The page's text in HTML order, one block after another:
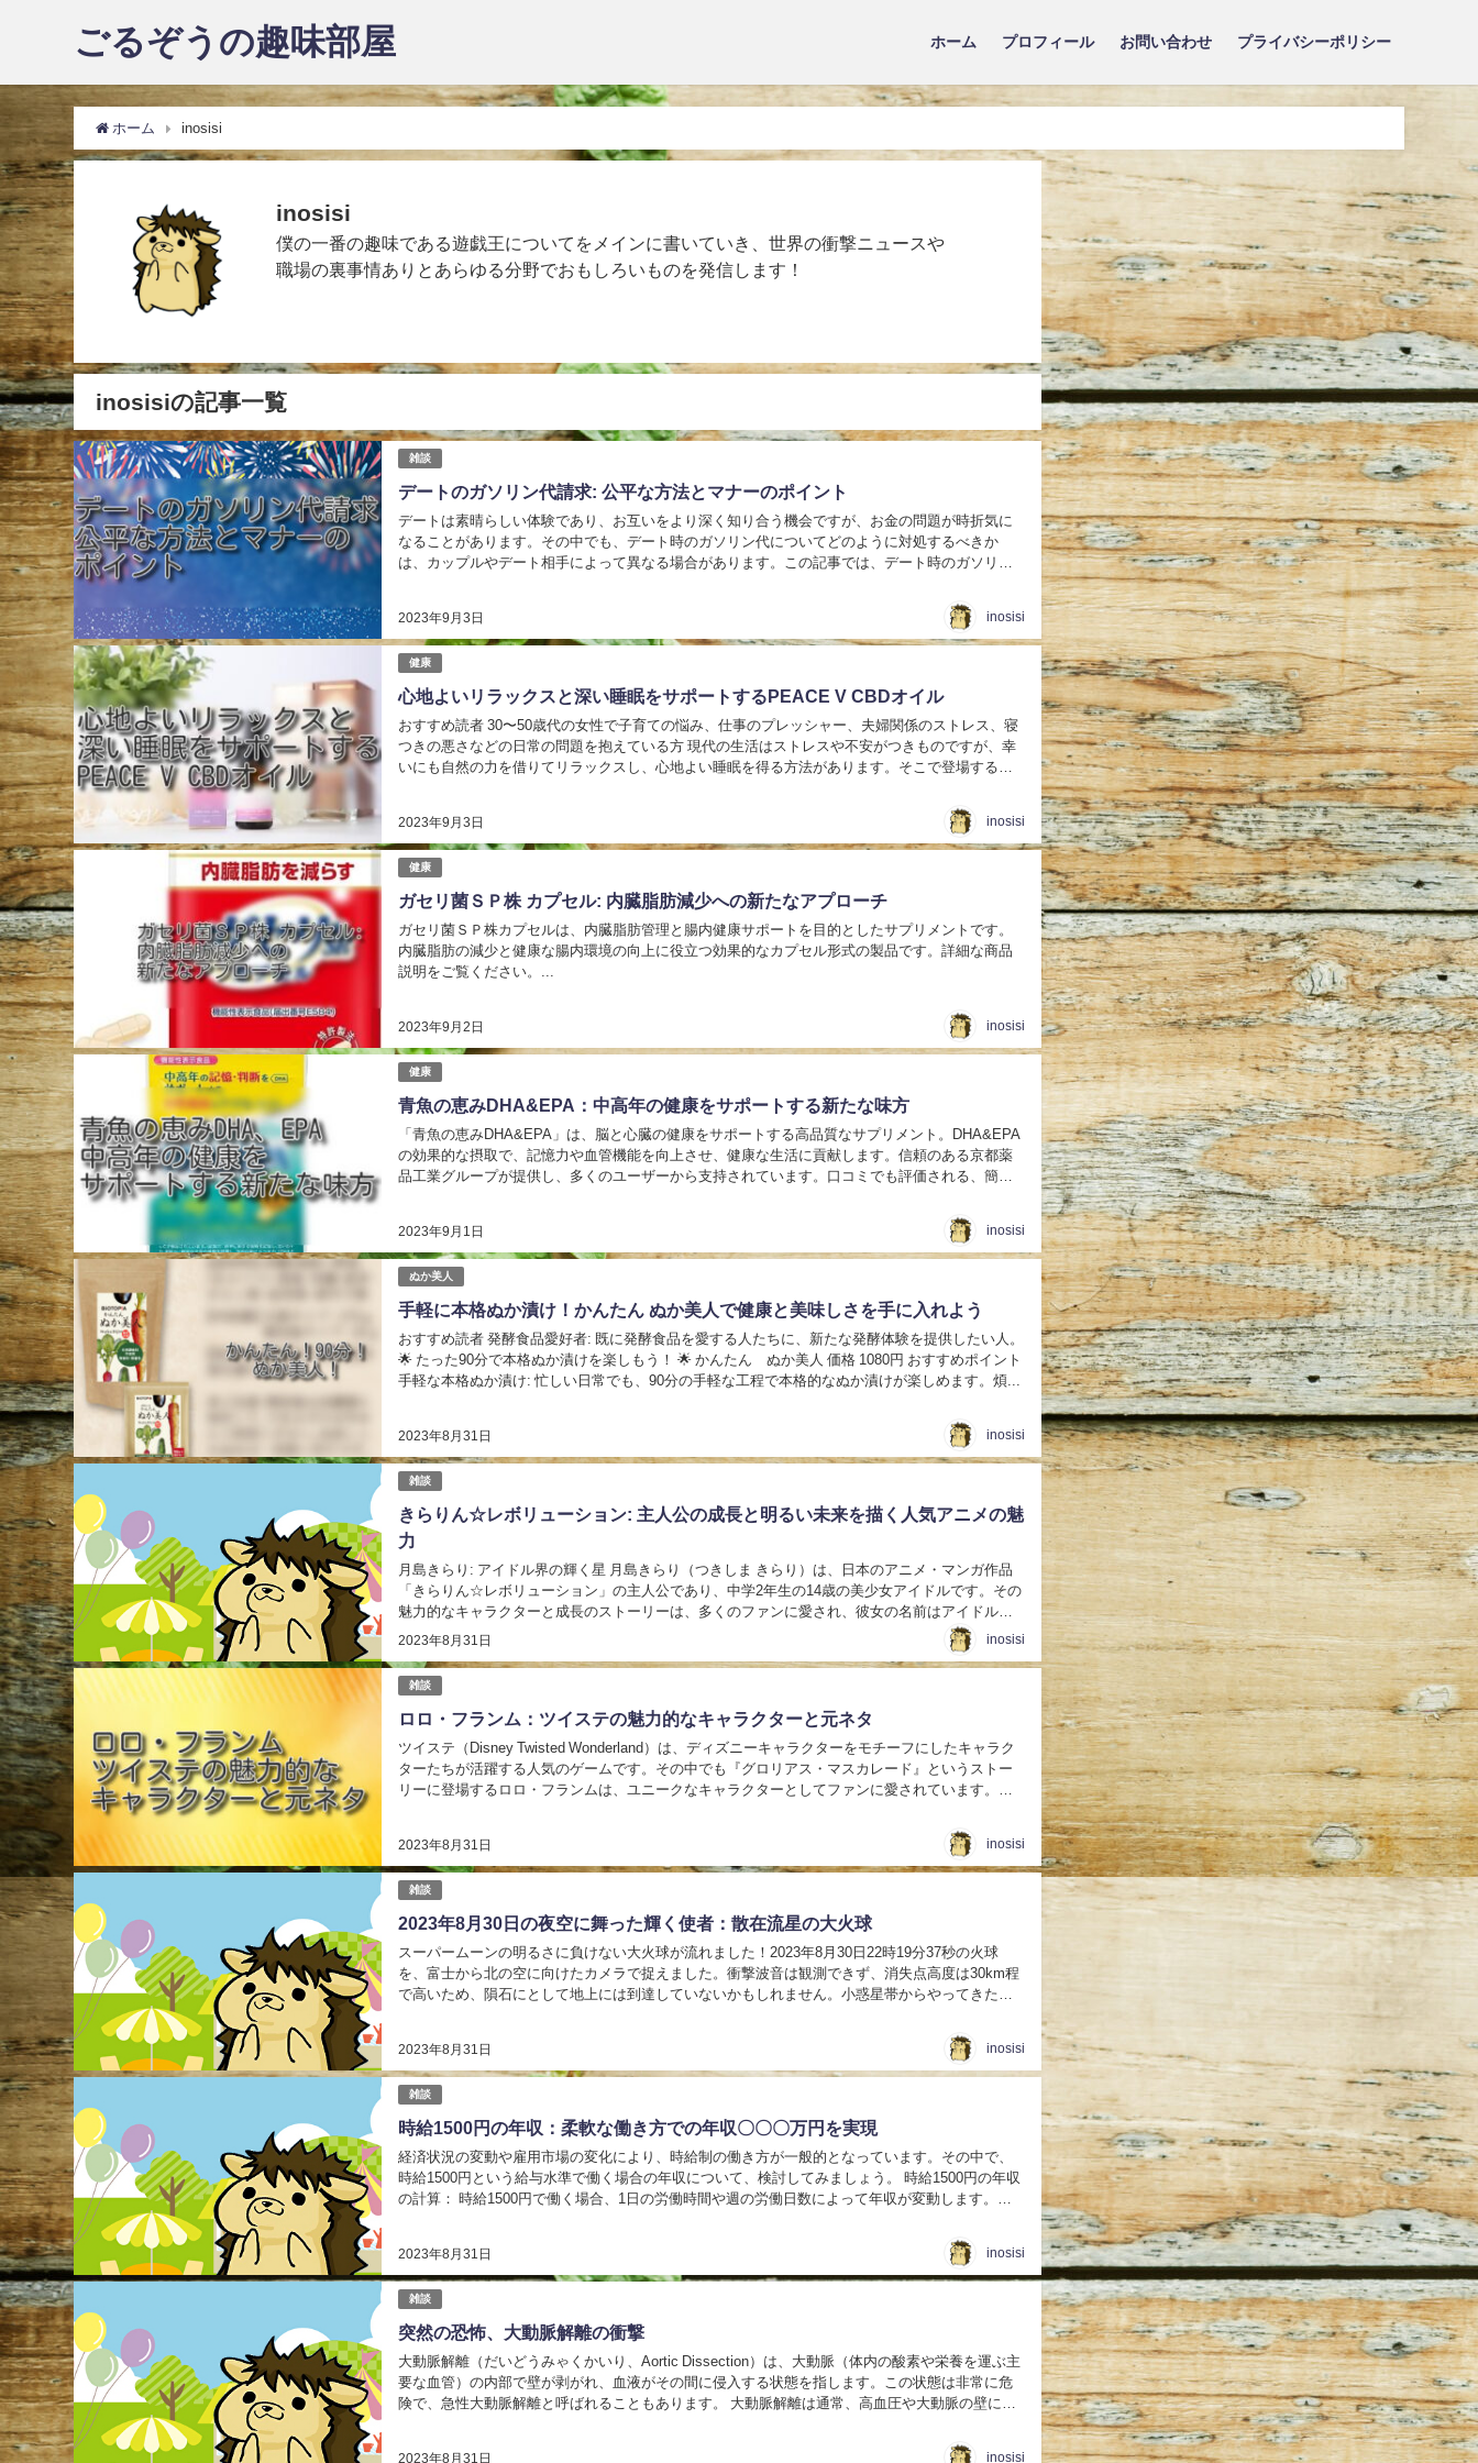
ごるぞうの趣味部屋 ホーム プロフィール お問い合わせ プライバシーポリシー
ホーム inosisi
inosisi
僕の一番の趣味である遊戯王についてをメインに書いていき、世界の衝撃ニュースや
職場の裏事情ありとあらゆる分野でおもしろいものを発信します！
inosisiの記事一覧
雑談
デートのガソリン代請求: 公平な方法とマナーのポイント
2023年9月3日
デートは素晴らしい体験であり、お互いをより深く知り合う機会ですが、お金の問題が時折気に
なることがあります。その中でも、デート時のガソリン代についてどのように対処するべきか
は、カップルやデート相手によって異なる場合があります。この記事では、デート時のガソリン
inosisi
健康
心地よいリラックスと深い睡眠をサポートするPEACE V CBDオイル
2023年9月3日
おすすめ読者 30〜50歳代の女性で子育ての悩み、仕事のプレッシャー、夫婦関係のストレス、寝
つきの悪さなどの日常の問題を抱えている方 現代の生活はストレスや不安がつきものですが、幸
いにも自然の力を借りてリラックスし、心地よい睡眠を得る方法があります。そこで登場するの
inosisi
健康
ガセリ菌ＳＰ株 カプセル: 内臓脂肪減少への新たなアプローチ
2023年9月2日
ガセリ菌ＳＰ株カプセルは、内臓脂肪管理と腸内健康サポートを目的としたサプリメントです。
内臓脂肪の減少と健康な腸内環境の向上に役立つ効果的なカプセル形式の製品です。詳細な商品
説明をご覧ください。...
inosisi
健康
青魚の恵みDHA&EPA：中高年の健康をサポートする新たな味方
2023年9月1日
「青魚の恵みDHA&EPA」は、脳と心臓の健康をサポートする高品質なサプリメント。DHA&EPA
の効果的な摂取で、記憶力や血管機能を向上させ、健康な生活に貢献します。信頼のある京都薬
品工業グループが提供し、多くのユーザーから支持されています。口コミでも評価される、簡単
inosisi
ぬか美人
手軽に本格ぬか漬け！かんたん ぬか美人で健康と美味しさを手に入れよう
2023年8月31日
おすすめ読者 発酵食品愛好者: 既に発酵食品を愛する人たちに、新たな発酵体験を提供したい人。
🌟 たった90分で本格ぬか漬けを楽しもう！ 🌟 かんたん ぬか美人 価格 1080円 おすすめポイント
手軽な本格ぬか漬け: 忙しい日常でも、90分の手軽な工程で本格的なぬか漬けが楽しめます。煩...
inosisi
雑談
きらりん☆レボリューション: 主人公の成長と明るい未来を描く人気アニメの魅
力
2023年8月31日
月島きらり: アイドル界の輝く星 月島きらり（つきしま きらり）は、日本のアニメ・マンガ作品
「きらりん☆レボリューション」の主人公であり、中学2年生の14歳の美少女アイドルです。その
魅力的なキャラクターと成長のストーリーは、多くのファンに愛され、彼女の名前はアイドル界
の輝く星として広く知られています。 才能の開花 月島...
inosisi
雑談
ロロ・フランム：ツイステの魅力的なキャラクターと元ネタ
2023年8月31日
ツイステ（Disney Twisted Wonderland）は、ディズニーキャラクターをモチーフにしたキャラク
ターたちが活躍する人気のゲームです。その中でも『グロリアス・マスカレード』というストー
リーに登場するロロ・フランムは、ユニークなキャラクターとしてファンに愛されています。彼
inosisi
雑談
2023年8月30日の夜空に舞った輝く使者：散在流星の大火球
2023年8月31日
スーパームーンの明るさに負けない大火球が流れました！2023年8月30日22時19分37秒の火球
を、富士から北の空に向けたカメラで捉えました。衝撃波音は観測できず、消失点高度は30km程
で高いため、隕石にとして地上には到達していないかもしれません。小惑星帯からやってきた散
inosisi
雑談
時給1500円の年収：柔軟な働き方での年収〇〇〇万円を実現
2023年8月31日
経済状況の変動や雇用市場の変化により、時給制の働き方が一般的となっています。その中で、
時給1500円という給与水準で働く場合の年収について、検討してみましょう。 時給1500円の年収
の計算： 時給1500円で働く場合、1日の労働時間や週の労働日数によって年収が変動します。基
inosisi
雑談
突然の恐怖、大動脈解離の衝撃
2023年8月31日
大動脈解離（だいどうみゃくかいり、Aortic Dissection）は、大動脈（体内の酸素や栄養を運ぶ主
要な血管）の内部で壁が剥がれ、血液がその間に侵入する状態を指します。この状態は非常に危
険で、急性大動脈解離と呼ばれることもあります。 大動脈解離は通常、高血圧や大動脈の壁に変
inosisi